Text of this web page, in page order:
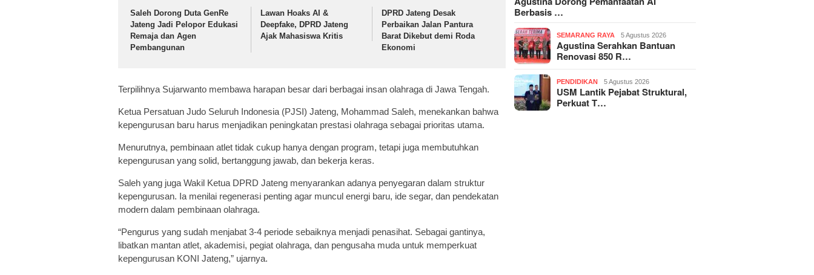
Saleh Dorong Duta GenRe
Jateng Jadi Pelopor Edukasi
Remaja dan Agen
Pembangunan
Lawan Hoaks AI &
Deepfake, DPRD Jateng
Ajak Mahasiswa Kritis
DPRD Jateng Desak
Perbaikan Jalan Pantura
Barat Dikebut demi Roda
Ekonomi
Terpilihnya Sujarwanto membawa harapan besar dari berbagai insan olahraga di Jawa Tengah.
Ketua Persatuan Judo Seluruh Indonesia (PJSI) Jateng, Mohammad Saleh, menekankan bahwa
kepengurusan baru harus menjadikan peningkatan prestasi olahraga sebagai prioritas utama.
Menurutnya, pembinaan atlet tidak cukup hanya dengan program, tetapi juga membutuhkan
kepengurusan yang solid, bertanggung jawab, dan bekerja keras.
Saleh yang juga Wakil Ketua DPRD Jateng menyarankan adanya penyegaran dalam struktur
kepengurusan. Ia menilai regenerasi penting agar muncul energi baru, ide segar, dan pendekatan
modern dalam pembinaan olahraga.
“Pengurus yang sudah menjabat 3-4 periode sebaiknya menjadi penasihat. Sebagai gantinya,
libatkan mantan atlet, akademisi, pegiat olahraga, dan pengusaha muda untuk memperkuat
kepengurusan KONI Jateng,” ujarnya.
Berbasis …
SEMARANG RAYA 5 Agustus 2026
Agustina Serahkan Bantuan
Renovasi 850 R…
PENDIDIKAN 5 Agustus 2026
USM Lantik Pejabat Struktural,
Perkuat T…